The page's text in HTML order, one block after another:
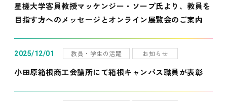
星槎大学客員教授マッケンジー・ソープ氏より、教員を
目指す方へのメッセージとオンライン展覧会のご案内
2025/12/01 教員・学生の活躍 お知らせ
小田原箱根商工会議所にて箱根キャンパス職員が表彰